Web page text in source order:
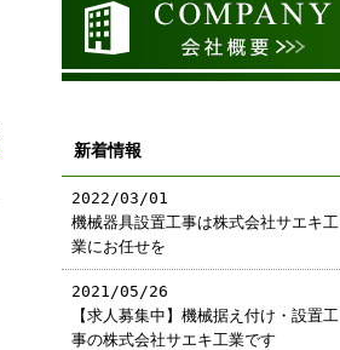
新着情報
2022/03/01
機械器具設置工事は株式会社サエキ工
業にお任せを
2021/05/26
【求人募集中】機械据え付け・設置工
事の株式会社サエキ工業です